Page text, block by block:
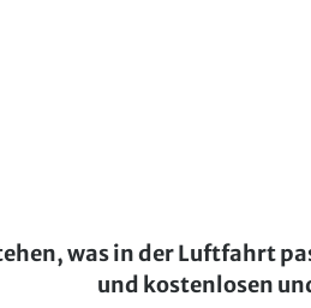
was in der Luftfahrt
und kostenlosen